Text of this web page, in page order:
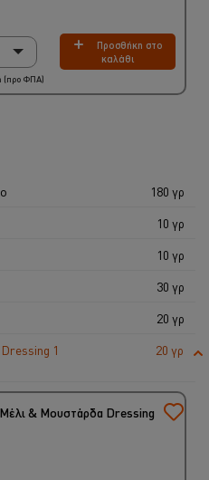
Προσθήκη στο
καλάθι
(προ ΦΠΑ)
180 γρ
10 γρ
10 γρ
30 γρ
20 γρ
1
20 γρ
& Μουστάρδα Dressing